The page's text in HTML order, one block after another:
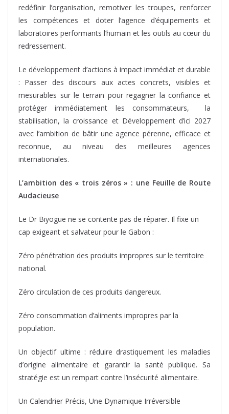
redéfinir l’organisation, remotiver les troupes, renforcer
les compétences et doter l’agence d’équipements et
laboratoires performants l’humain et les outils au cœur du
redressement.
Le développement d’actions à impact immédiat et durable
: Passer des discours aux actes concrets, visibles et
mesurables sur le terrain pour regagner la confiance et
protéger immédiatement les consommateurs, la
stabilisation, la croissance et Développement d’ici 2027
avec l’ambition de bâtir une agence pérenne, efficace et
reconnue, au niveau des meilleures agences
internationales.
L’ambition des « trois zéros » : une Feuille de Route
Audacieuse
Le Dr Biyogue ne se contente pas de réparer. Il fixe un
cap exigeant et salvateur pour le Gabon :
Zéro pénétration des produits impropres sur le territoire
national.
Zéro circulation de ces produits dangereux.
Zéro consommation d’aliments impropres par la
population.
Un objectif ultime : réduire drastiquement les maladies
d’origine alimentaire et garantir la santé publique. Sa
stratégie est un rempart contre l’insécurité alimentaire.
Un Calendrier Précis, Une Dynamique Irréversible